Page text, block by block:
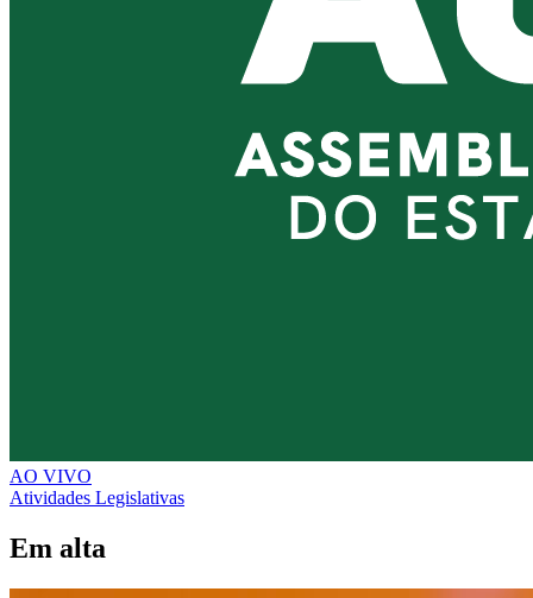
AO VIVO
Atividades Legislativas
Em alta